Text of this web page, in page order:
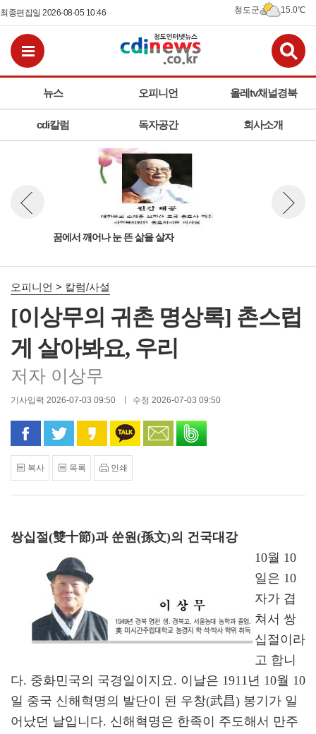
최종편집일 2026-08-05 10:46 청도군 15.0℃
뉴스 오피니언 올레tv채널경북
cdi칼럼 독자공간 회사소개
꿈에서 깨어나 눈 뜬 삶을 살자
뉴스 이전보기
오피니언 > 칼럼/사설
[이상무의 귀촌 명상록] 촌스럽
게 살아봐요, 우리
저자 이상무
기사입력 2026-07-03 09:50 수정 2026-07-03 09:50
페이스북으로 공유
트위터로 공유카카오 스토리로 공유
카카오톡으로 공유
문자로 공유
복사 목록 인쇄
쌍십절(雙十節)과 쑨원(孫文)의 건국대강
10월 10
일은 10
자가 겹
쳐서 쌍
십절이라
고 합니
다. 중화민국의 국경일이지요. 이날은 1911년 10월 10
일 중국 신해혁명의 발단이 된 우창(武昌) 봉기가 일
어났던 날입니다. 신해혁명은 한족이 주도해서 만주